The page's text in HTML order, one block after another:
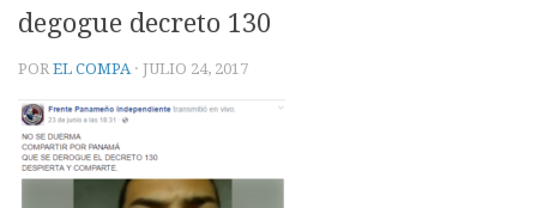
degogue decreto 130
POR EL COMPA · JULIO 24, 2017